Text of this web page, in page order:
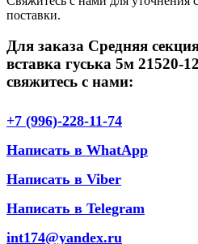
поставки.
Для заказа Средняя
вставка гуська 5м 21520-
свяжитесь с нами:
+7 (996)-228-11-74
Написать в WhatApp
Написать в Viber
Написать в Telegram
int174@yandex.ru